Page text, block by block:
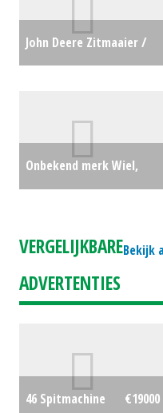
John Deere Zitmaaier /
Onbekend merk Wiel,
Bekijk
VERGELIJKBARE
ADVERTENTIES
46 Spitmachine €19000